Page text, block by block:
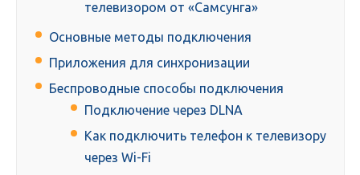
телевизором от «Самсунга»
Основные методы подключения
Приложения для синхронизации
Беспроводные способы подключения
Подключение через DLNA
Как подключить телефон к телевизору
через Wi-Fi